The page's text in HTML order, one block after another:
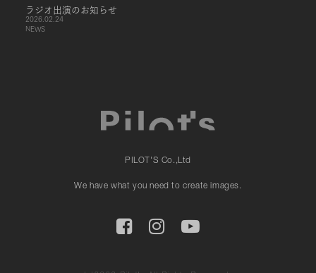
ラジオ出演のお知らせ
2026.02.24
NEWS
PILOT'S Co.,Ltd
We have what you need to create images.